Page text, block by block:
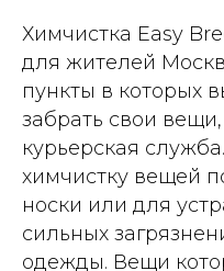
Татьяна
Вежливый
объяснила. В итоге
Отзыв 2GIS
Химчистка Easy
для жителей
пункты в которых
забрать свои
курьерская
химчистку вещей
носки или для
сильных
одежды. Вещи